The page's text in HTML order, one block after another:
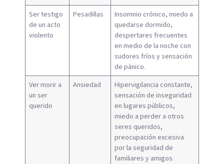
Ser testigo
de un acto
violento
Pesadillas
Insomnio crónico, miedo a
quedarse dormido,
despertares frecuentes
en medio de la noche con
sudores fríos y sensación
de pánico.
Ver morir a
un ser
querido
Ansiedad
Hipervigilancia constante,
sensación de inseguridad
en lugares públicos,
miedo a perder a otros
seres queridos,
preocupación excesiva
por la seguridad de
familiares y amigos.